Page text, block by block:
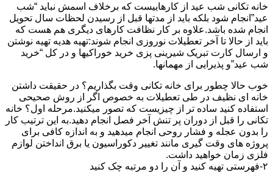
خانه تکانی شب عید از کارهاییست که برخلاف اسمش نباید “شب
عید”انجام شود بلکه باید از مدتها قبل از رسیدن لحظات سال تحویل
انجام شده باشد.علاوه بر کار نظافت کارهای دیگری هم هست که
باید از حالا تا آخر تعطیلات نوروزی انجام شوند:تهیه هدیه تهیه نوشتن
و ارسال کارت تبریک شیرینی پزی خرید خوراکیها و در کل “خرید
شب عید”و پذیرایی از مهمانها.
خوب حالا چطور برای خانه تکانی وقت بگذاریم؟ در حقیقت داشتن
خانه ای نظیف در طی تعطیلات به خصوص اگر از روش صحیحی
استفاده کنید ساده تر از چیزیست که تصور میکنید.مرحله اول؟ خانه
تکانی را قبل از دوران پر تنش آخر فصل انجام دهید.به این ترتیب کار
را بدون عجله و فشار روحی انجام میدهید و به اندازه کافی برای
پروژه های وقت گیری مانند تغییر دکوراسیون یا برق انداختن لوازم
فلزی زمان خواهید داشت.
۲-فهرستی تهیه کنید و آن را دو مرتبه چک کنید